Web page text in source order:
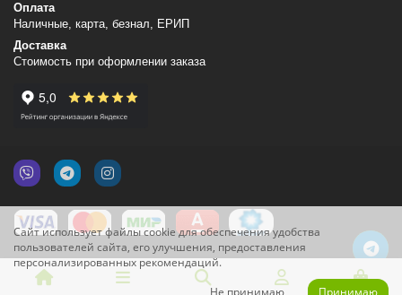
Сайт использует файлы cookie для обеспечения удобства
пользователей сайта, его улучшения, предоставления
персонализированных рекомендаций.
Не принимаю Принимаю
Оплата
Наличные, карта, безнал, ЕРИП
Доставка
Стоимость при оформлении заказа